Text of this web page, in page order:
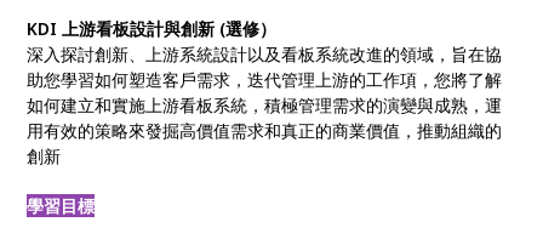
KDI 上游看板設計與創新 (選修）
深入探討創新、上游系統設計以及看板系統改進的領域，旨在協
助您學習如何塑造客戶需求，迭代管理上游的工作項，您將了解
如何建立和實施上游看板系統，積極管理需求的演變與成熟，運
用有效的策略來發掘高價值需求和真正的商業價值，推動組織的
創新
學習目標